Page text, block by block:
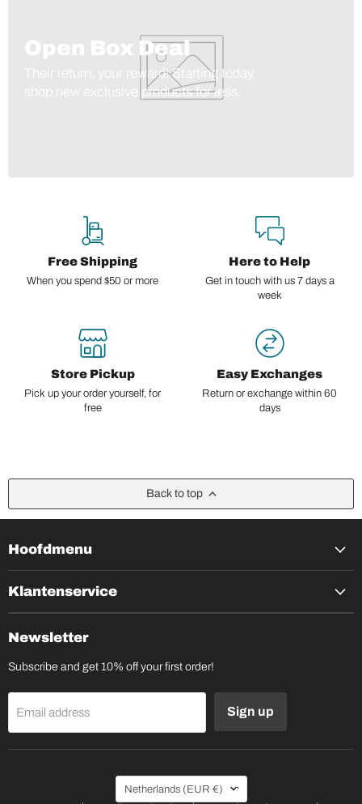
Open Box Deal
Their return, your reward! Starting today,
shop new exclusive products for less.
Free Shipping
When you spend $50 or more
Here to Help
Get in touch with us 7 days a
week
Store Pickup
Pick up your order yourself, for
free
Easy Exchanges
Return or exchange within 60
days
Back to top
Hoofdmenu
Klantenservice
Newsletter
Subscribe and get 10% off your first order!
Email address Sign up
Country
Netherlands (EUR €)